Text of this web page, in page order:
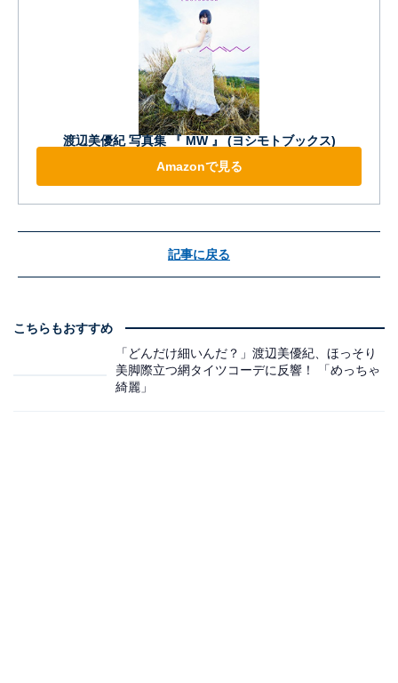
渡辺美優紀 写真集 『 MW 』 (ヨシモトブックス)
Amazonで見る
記事に戻る
こちらもおすすめ
「どんだけ細いんだ？」渡辺美優紀、ほっそり
美脚際立つ網タイツコーデに反響！ 「めっちゃ
綺麗」